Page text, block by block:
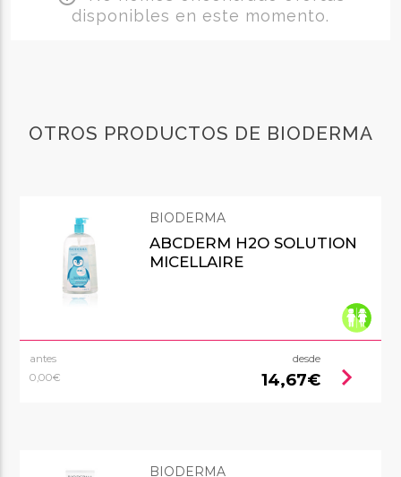
disponibles en este momento.
OTROS PRODUCTOS DE BIODERMA
BIODERMA
ABCDERM H2O SOLUTION
MICELLAIRE
antes
0,00€
desde
14,67€ chevron_right
BIODERMA